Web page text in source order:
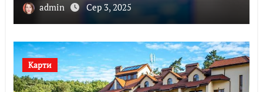
admin Сер 3, 2025
Карти